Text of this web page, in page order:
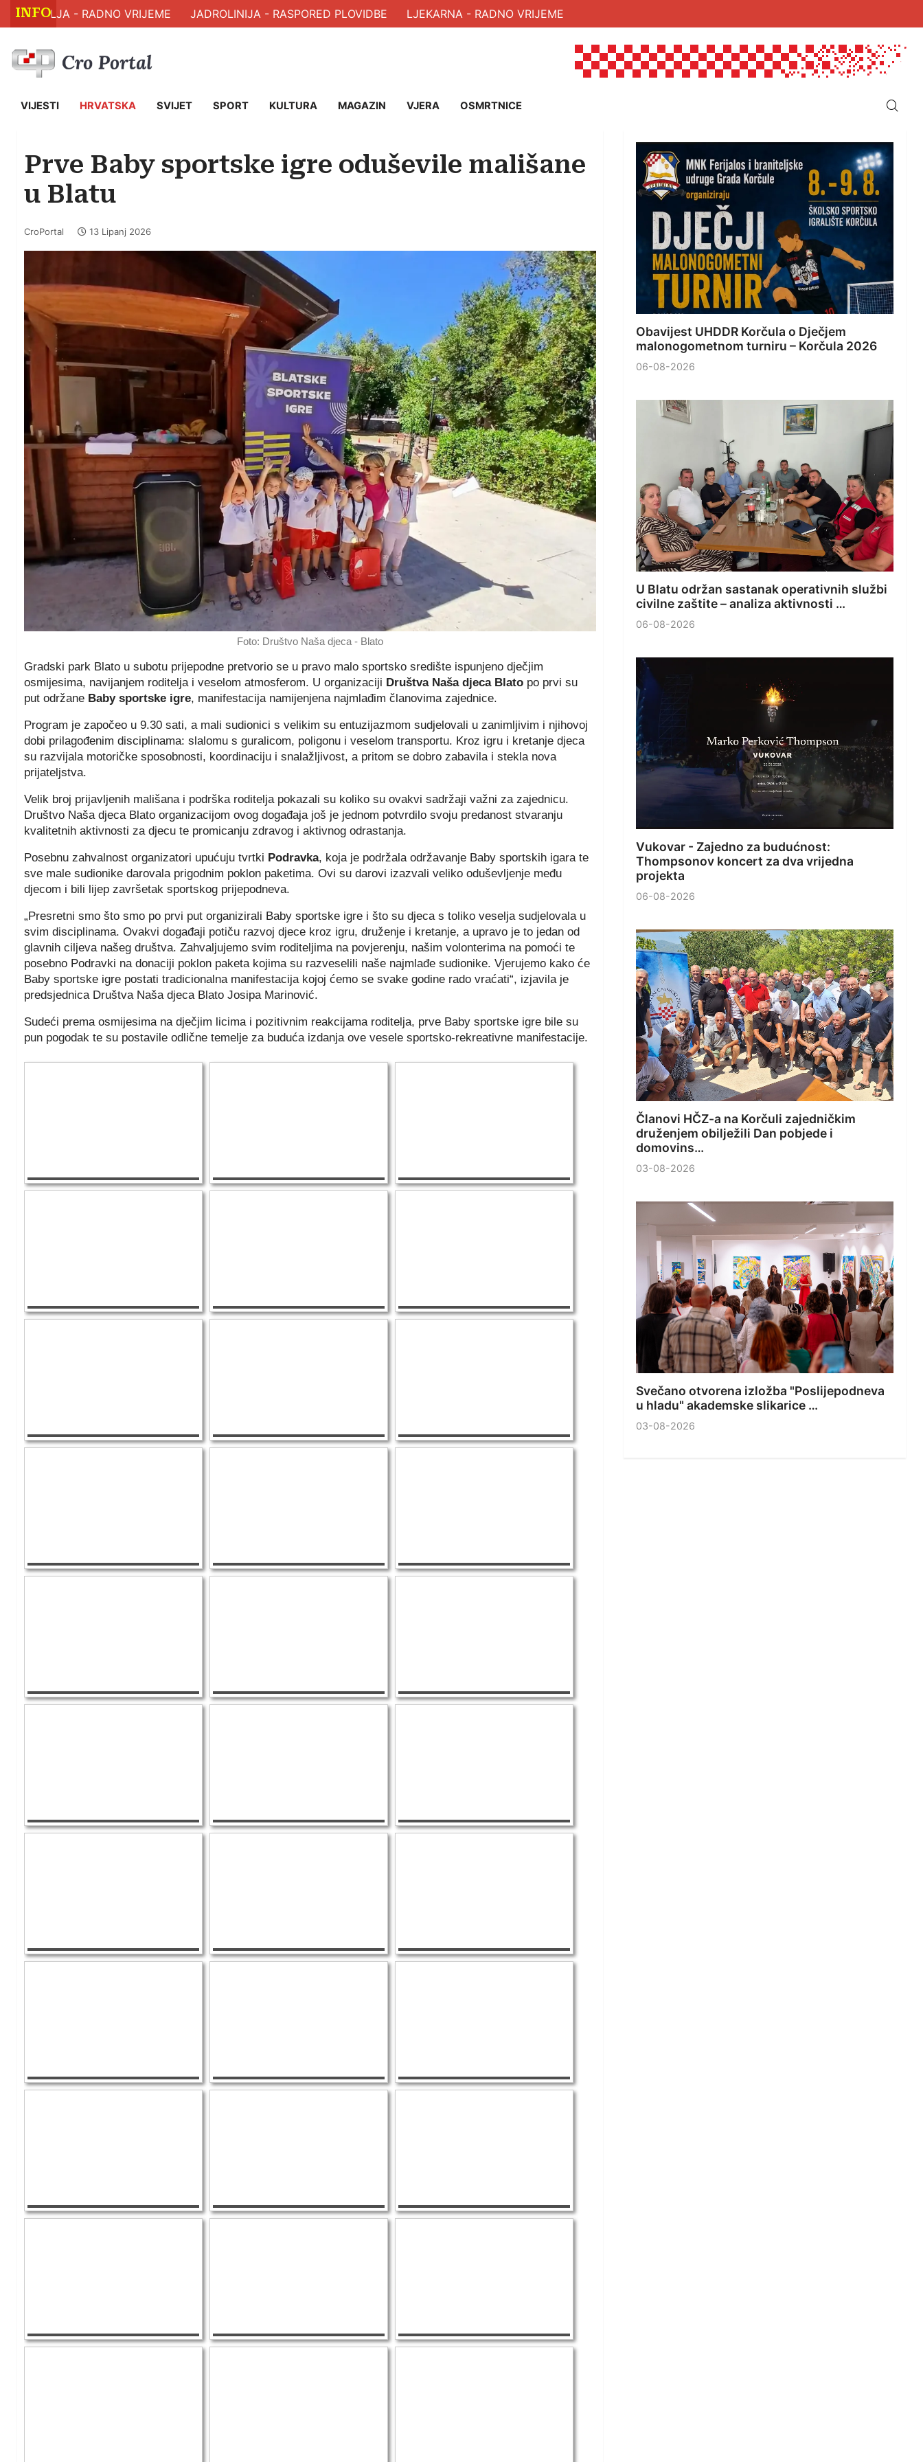
INFO - RADNO VRIJEME JADROLINIJA - RASPORED PLOVIDBE LJEKARNA - RADNO VRIJEME
VIJESTI HRVATSKA SVIJET SPORT KULTURA MAGAZIN VJERA OSMRTNICE
Prve Baby sportske igre oduševile mališane
u Blatu
CroPortal 13 Lipanj 2026
Foto: Društvo Naša djeca - Blato
Gradski park Blato u subotu prijepodne pretvorio se u pravo malo sportsko središte ispunjeno dječjim
osmijesima, navijanjem roditelja i veselom atmosferom. U organizaciji Društva Naša djeca Blato po prvi su
put održane Baby sportske igre, manifestacija namijenjena najmlađim članovima zajednice.
Program je započeo u 9.30 sati, a mali sudionici s velikim su entuzijazmom sudjelovali u zanimljivim i njihovoj
dobi prilagođenim disciplinama: slalomu s guralicom, poligonu i veselom transportu. Kroz igru i kretanje djeca
su razvijala motoričke sposobnosti, koordinaciju i snalažljivost, a pritom se dobro zabavila i stekla nova
prijateljstva.
Velik broj prijavljenih mališana i podrška roditelja pokazali su koliko su ovakvi sadržaji važni za zajednicu.
Društvo Naša djeca Blato organizacijom ovog događaja još je jednom potvrdilo svoju predanost stvaranju
kvalitetnih aktivnosti za djecu te promicanju zdravog i aktivnog odrastanja.
Posebnu zahvalnost organizatori upućuju tvrtki Podravka, koja je podržala održavanje Baby sportskih igara te
sve male sudionike darovala prigodnim poklon paketima. Ovi su darovi izazvali veliko oduševljenje među
djecom i bili lijep završetak sportskog prijepodneva.
„Presretni smo što smo po prvi put organizirali Baby sportske igre i što su djeca s toliko veselja sudjelovala u
svim disciplinama. Ovakvi događaji potiču razvoj djece kroz igru, druženje i kretanje, a upravo je to jedan od
glavnih ciljeva našeg društva. Zahvaljujemo svim roditeljima na povjerenju, našim volonterima na pomoći te
posebno Podravki na donaciji poklon paketa kojima su razveselili naše najmlađe sudionike. Vjerujemo kako će
Baby sportske igre postati tradicionalna manifestacija kojoj ćemo se svake godine rado vraćati“, izjavila je
predsjednica Društva Naša djeca Blato Josipa Marinović.
Sudeći prema osmijesima na dječjim licima i pozitivnim reakcijama roditelja, prve Baby sportske igre bile su
pun pogodak te su postavile odlične temelje za buduća izdanja ove vesele sportsko-rekreativne manifestacije.
Obavijest UHDDR Korčula o Dječjem
malonogometnom turniru – Korčula 2026
06-08-2026
U Blatu održan sastanak operativnih službi
civilne zaštite – analiza aktivnosti …
06-08-2026
Vukovar - Zajedno za budućnost:
Thompsonov koncert za dva vrijedna
projekta
06-08-2026
Članovi HČZ-a na Korčuli zajedničkim
druženjem obilježili Dan pobjede i
domovins…
03-08-2026
Svečano otvorena izložba "Poslijepodneva
u hladu" akademske slikarice …
03-08-2026